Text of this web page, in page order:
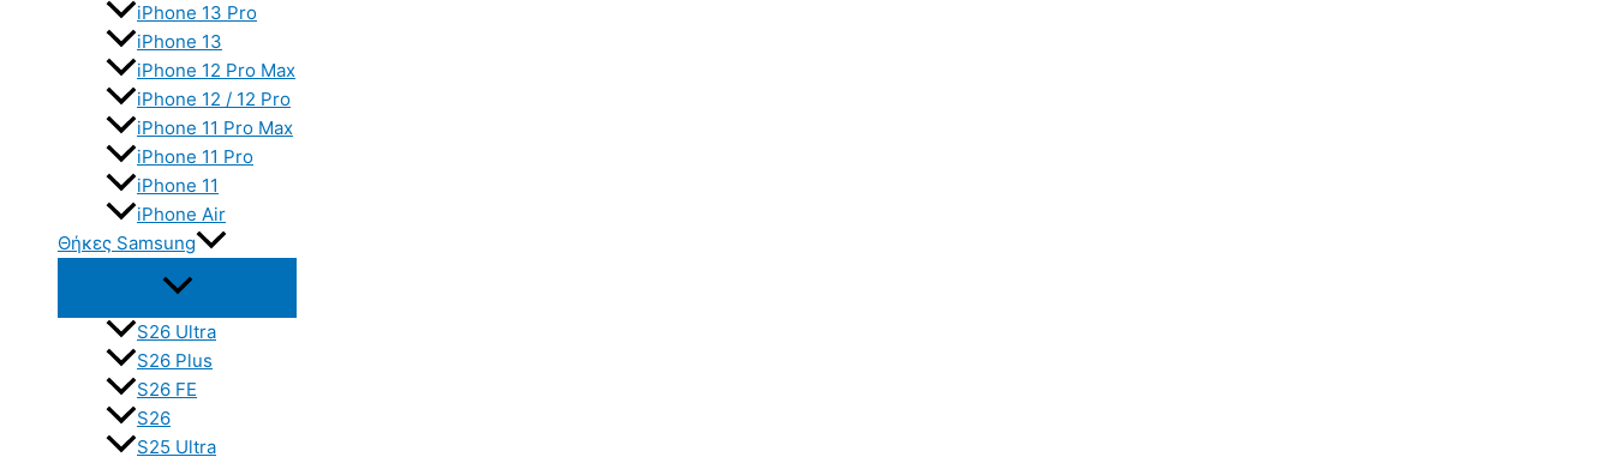
iPhone 13 Pro
iPhone 13
iPhone 12 Pro Max
iPhone 12 / 12 Pro
iPhone 11 Pro Max
iPhone 11 Pro
iPhone 11
iPhone Air
Θήκες Samsung
S26 Ultra
S26 Plus
S26 FE
S26
S25 Ultra